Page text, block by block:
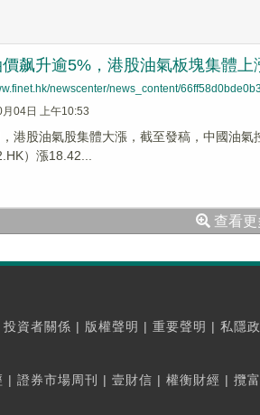
飙升逾5%，港股油氣板塊集體上
newscenter/news_content/
04日 上午10:53
港股油氣股集體大漲，截至發稿，中國油
）漲18.42...
查看更
投資者關係 | 版權聲明 | 重要聲明 | 私隱
| 證券市場周刊 | 壹財信 | 權衡財經 | 攬